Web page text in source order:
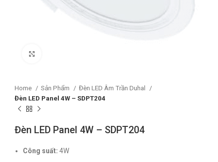
Home Sản Phẩm
Đèn LED Âm Trần Duhal
Đèn LED Panel 4W – SDPT204
Đèn LED Panel 4W – SDPT204
Công suất: 4W